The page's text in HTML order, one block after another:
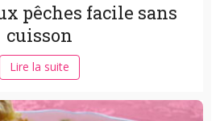
pêches facile sans
cuisson
Lire la suite